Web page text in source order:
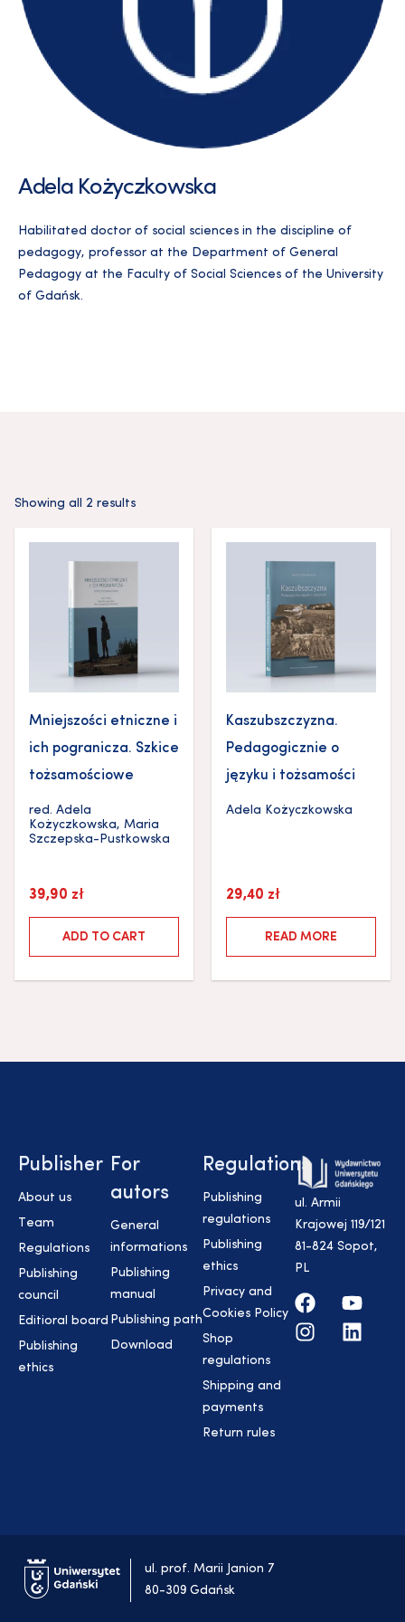
Adela Kożyczkowska
Habilitated doctor of social sciences in the discipline of
pedagogy, professor at the Department of General
Pedagogy at the Faculty of Social Sciences of the University
of Gdańsk.
Showing all 2 results
Mniejszości etniczne i
ich pogranicza. Szkice
tożsamościowe
red. Adela
Kożyczkowska, Maria
Szczepska-Pustkowska
39,90 zł
ADD TO CART
Kaszubszczyzna.
Pedagogicznie o
języku i tożsamości
Adela Kożyczkowska
29,40 zł
READ MORE
Publisher
About us
Team
Regulations
Publishing
council
Editioral board
Publishing
ethics
For
autors
General
informations
Publishing
manual
Publishing path
Download
Regulations
Publishing
regulations
Publishing
ethics
Privacy and
Cookies Policy
Shop
regulations
Shipping and
payments
Return rules
ul. Armii
Krajowej 119/121
81-824 Sopot,
PL
ul. prof. Marii Janion 7
80-309 Gdańsk